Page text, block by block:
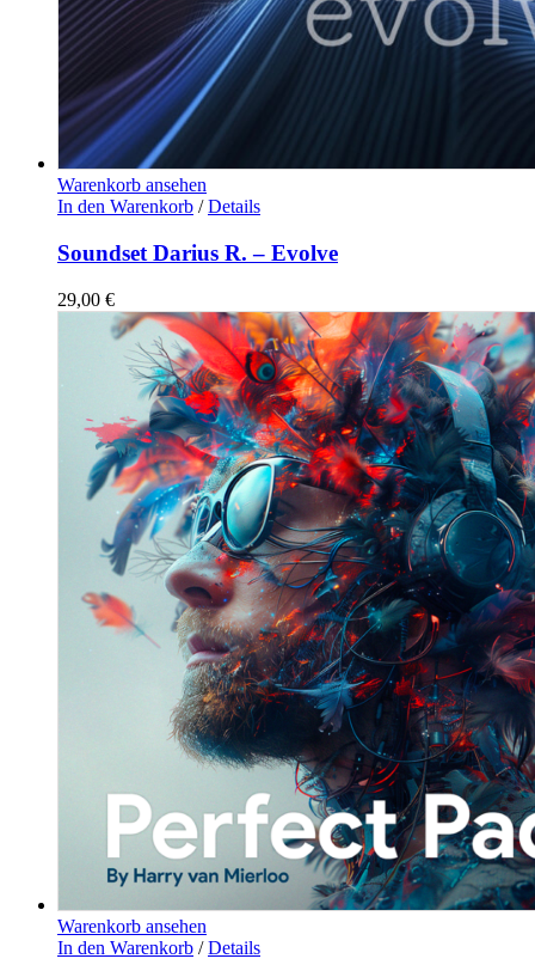
Warenkorb ansehen
In den Warenkorb / Details
Soundset Darius R. – Evolve
29,00 €
Warenkorb ansehen
In den Warenkorb / Details